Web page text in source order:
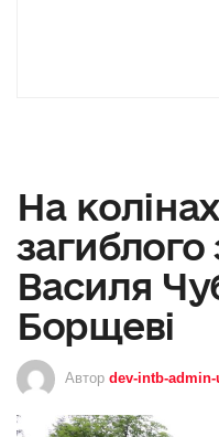
На
Василя
Борщеві
Автор dev-intb-admin-